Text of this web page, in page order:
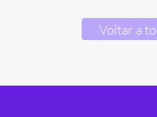
Voltar a